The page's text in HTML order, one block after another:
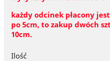
każdy odcinek płacony
po 5cm, to zakup dwóch
10cm.
Ilość